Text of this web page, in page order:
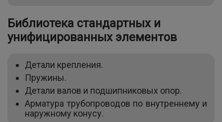
Библиотека стандартных и
унифицированных элементов
Детали крепления.
Пружины.
Детали валов и подшипниковых опор.
Арматура трубопроводов по внутреннему и
наружному конусу.